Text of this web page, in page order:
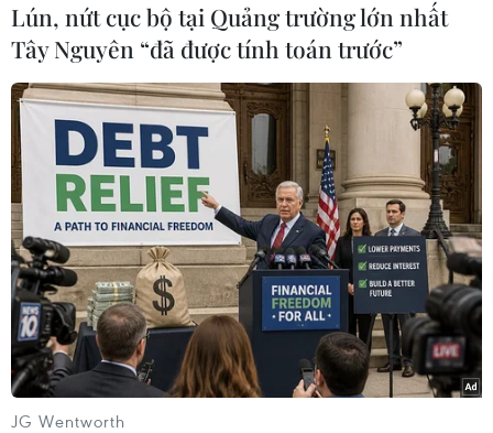
#Duyệt binh #Quảng trường Đỏ
#Vũ khí tối tân
#Tên lửa
Nga
Theo dõi VietnamPlus
Lún, nứt cục bộ tại Quảng trường lớn nhất
Tây Nguyên “đã được tính toán trước”
JG Wentworth